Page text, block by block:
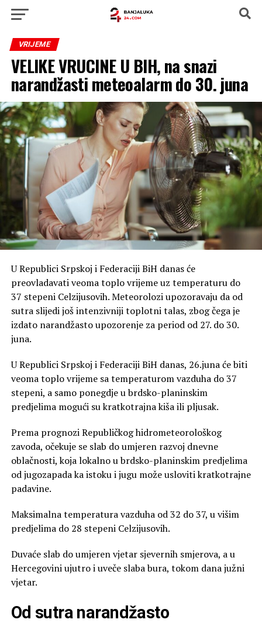
VRIJEME
VELIKE VRUCINE U BIH, na snazi
narandžasti meteoalarm do 30. juna
U Republici Srpskoj i Federaciji BiH danas će
preovladavati veoma toplo vrijeme uz temperaturu do
37 stepeni Celzijusovih. Meteorolozi upozoravaju da od
sutra slijedi još intenzivniji toplotni talas, zbog čega je
izdato narandžasto upozorenje za period od 27. do 30.
juna.
U Republici Srpskoj i Federaciji BiH danas, 26.juna će biti
veoma toplo vrijeme sa temperaturom vazduha do 37
stepeni, a samo ponegdje u brdsko-planinskim
predjelima mogući su kratkotrajna kiša ili pljusak.
Prema prognozi Republičkog hidrometeorološkog
zavoda, očekuje se slab do umjeren razvoj dnevne
oblačnosti, koja lokalno u brdsko-planinskim predjelima
od jugozapada ka istoku i jugu može usloviti kratkotrajne
padavine.
Maksimalna temperatura vazduha od 32 do 37, u višim
predjelima do 28 stepeni Celzijusovih.
Duvaće slab do umjeren vjetar sjevernih smjerova, a u
Hercegovini ujutro i uveče slaba bura, tokom dana južni
vjetar.
Od sutra narandžasto